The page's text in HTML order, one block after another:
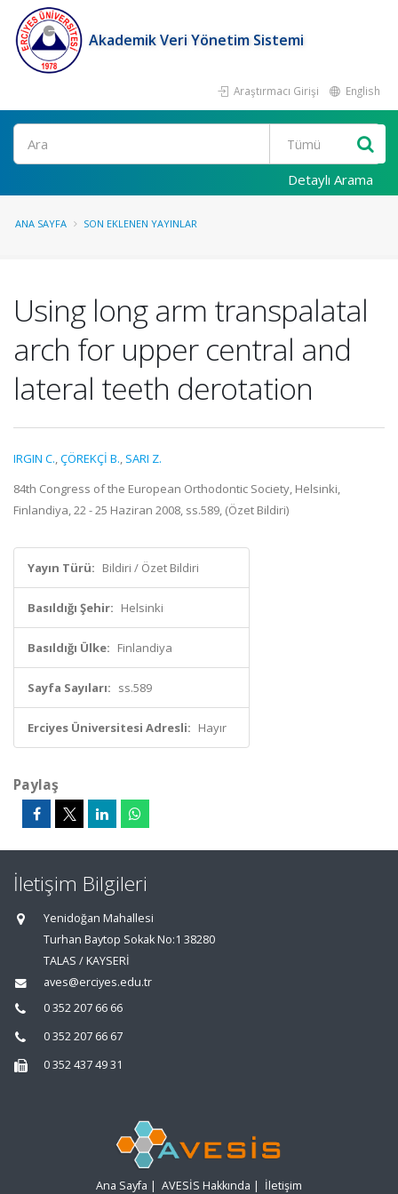
Akademik Veri Yönetim Sistemi
Araştırmacı Girişi English
Ara
Detaylı Arama
ANA SAYFA SON EKLENEN YAYINLAR
Using long arm transpalatal
arch for upper central and
lateral teeth derotation
IRGIN C.,ÇÖREKÇİ B., SARI Z.
84th Congress of the European Orthodontic Society, Helsinki,
Finlandiya, 22 - 25 Haziran 2008, ss.589, (Özet Bildiri)
Yayın Türü: Bildiri / Özet Bildiri
Basıldığı Şehir: Helsinki
Basıldığı Ülke: Finlandiya
Sayfa Sayıları: ss.589
Erciyes Üniversitesi Adresli: Hayır
Paylaş
İletişim Bilgileri
Yenidoğan Mahallesi
Turhan Baytop Sokak No:1 38280
TALAS / KAYSERİ
aves@erciyes.edu.tr
0 352 207 66 66
0 352 207 66 67
0 352 437 49 31
Ana Sayfa | AVESİS Hakkında | İletişim